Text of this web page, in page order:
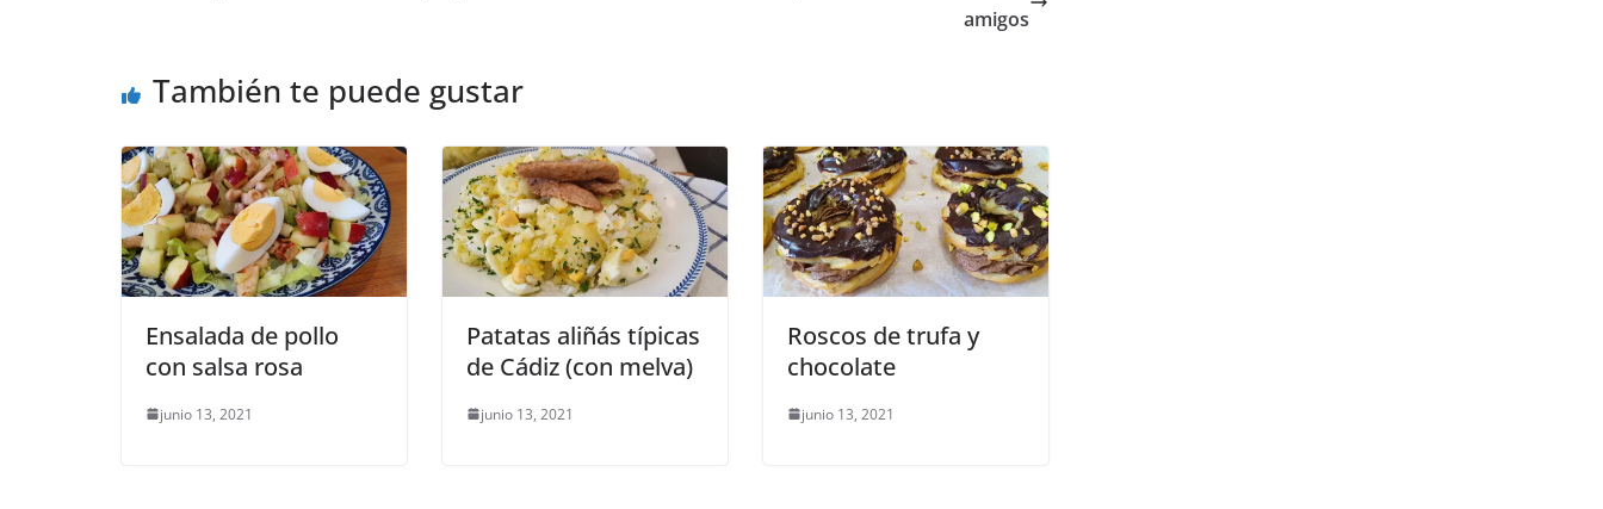
amigos
También te puede gustar
Ensalada de pollo
con salsa rosa
junio 13, 2021
Patatas aliñás típicas
de Cádiz (con melva)
junio 13, 2021
Roscos de trufa y
chocolate
junio 13, 2021